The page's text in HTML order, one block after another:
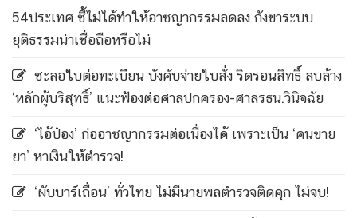
54ประเทศ ชี้ไม่ได้ทำให้อาชญากรรมลดลง กังขาระบบ
ยุติธรรมน่าเชื่อถือหรือไม่
ชะลอใบต่อทะเบียน บังคับจ่ายใบสั่ง ริดรอนสิทธิ์ ลบล้าง
‘หลักผู้บริสุทธิ์’ แนะฟ้องต่อศาลปกครอง-ศาลรธน.วินิจฉัย
‘ไอ้ป๋อง’ ก่ออาชญากรรมต่อเนื่องได้ เพราะเป็น ‘คนขาย
ยา’ หาเงินให้ตำรวจ!
‘ผับบาร์เถื่อน’ ทั่วไทย ไม่มีนายพลตำรวจติดคุก ไม่จบ!